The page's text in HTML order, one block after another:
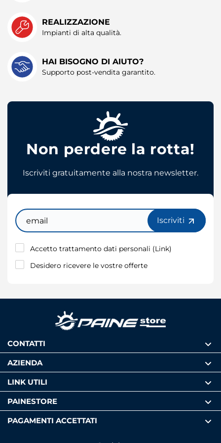
raccolto dal suo utilizzo dei loro servizi.
REALIZZAZIONE
Impianti di alta qualità.
HAI BISOGNO DI AIUTO?
Supporto post-vendita garantito.
Non perdere la rotta!
Iscriviti gratuitamente alla nostra newsletter.
Email
Iscriviti
Accetto trattamento dati personali (Link)
Desidero ricevere le vostre offerte
CONTATTI
AZIENDA
LINK UTILI
PAINESTORE
PAGAMENTI ACCETTATI